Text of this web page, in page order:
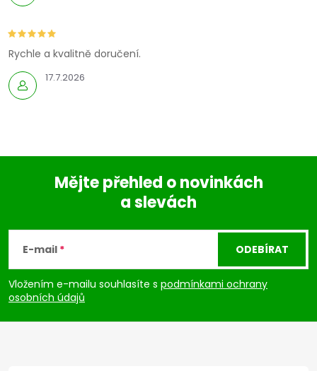
17.7.2026
Rychle a kvalitně doručení.
p
a
Mějte přehled o novinkách
a slevách
E-mail
Vložením e-mailu souhlasíte s podmínkami ochrany
osobních údajů
ODEBÍRAT